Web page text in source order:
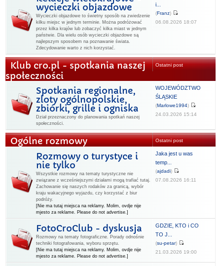
wycieczki objazdowe
Wycieczki objazdowe to świetny sposób na zwiedzenie
kilku miejsc w jednym terminie. Można podróżować
przez kilka krajów lub zobaczyć kilka miast w jednym
państwie. Dla wielu osób wycieczki objazdowe są
najlepszym sposobem na poznawanie świata.
Zdecydowanie warto z nich korzystać.
i...
(Franz)
06.08.2026 18:07
Klub cro.pl - spotkania naszej
społeczności
Ostatni post
Spotkania regionalne,
zloty ogólnopolskie,
zbiórki, grille i ogniska
Dział przeznaczony do planowania spotkań naszej
społeczności.
WOJEWÓDZTWO
ŚLĄSKIE
(Marlowe1994)
24.03.2026 15:14
Ogólne rozmowy Ostatni post
Rozmowy o turystyce i
nie tylko
Wszystkie rozmowy na tematy turystyczne nie
związane z wcześniejszymi działami mogą trafiać tutaj.
Zachowanie się naszych rodaków za granicą, wybór
kraju wakacyjnego wyjazdu, czy korzystać z biur
podróży.
[Nie ma tutaj miejsca na reklamy. Molim, ovdje nije
mjesto za reklame. Please do not advertise.]
Jaka jest u was
temp...
(ajdadi)
07.08.2026 16:11
FotoCroClub - dyskusja
Rozmowy na tematy fotograficzne. Porady odnośnie
techniki fotografowania, wyboru sprzętu.
[Nie ma tutaj miejsca na reklamy. Molim, ovdje nije
mjesto za reklame. Please do not advertise.]
GDZIE, KTO i CO
TO J...
(su-petar)
21.03.2026 19:00